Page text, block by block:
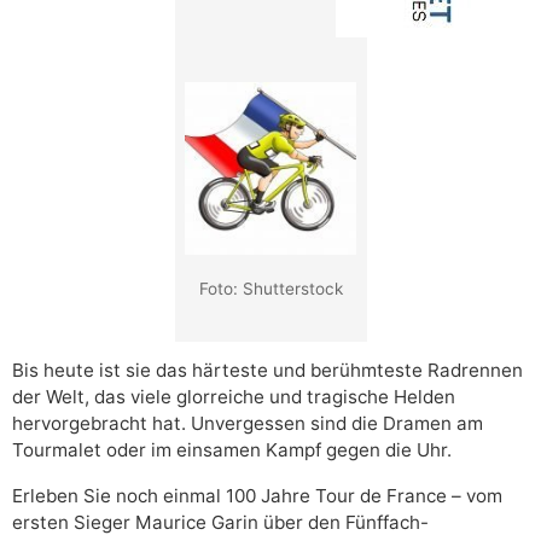
Foto: Shutterstock
Bis heute ist sie das härteste und berühmteste Radrennen
der Welt, das viele glorreiche und tragische Helden
hervorgebracht hat. Unvergessen sind die Dramen am
Tourmalet oder im einsamen Kampf gegen die Uhr.
Erleben Sie noch einmal 100 Jahre Tour de France – vom
ersten Sieger Maurice Garin über den Fünffach-